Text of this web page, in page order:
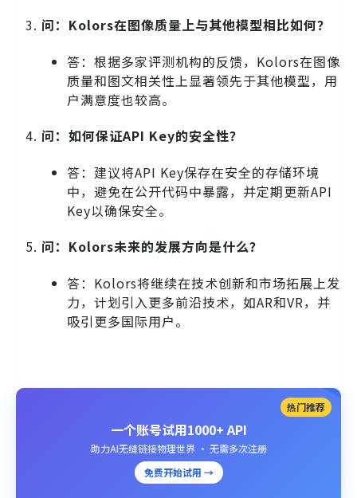
问：Kolors在图像质量上与其他模型相比如何？
答：根据多家评测机构的反馈，Kolors在图像
质量和图文相关性上显著领先于其他模型，用
户满意度也较高。
问：如何保证API Key的安全性？
答：建议将API Key保存在安全的存储环境
中，避免在公开代码中暴露，并定期更新API
Key以确保安全。
问：Kolors未来的发展方向是什么？
答：Kolors将继续在技术创新和市场拓展上发
力，计划引入更多前沿技术，如AR和VR，并
吸引更多国际用户。
热门推荐
一个账号试用1000+ API
助力AI无缝链接物理世界 · 无需多次注册
免费开始试用 →